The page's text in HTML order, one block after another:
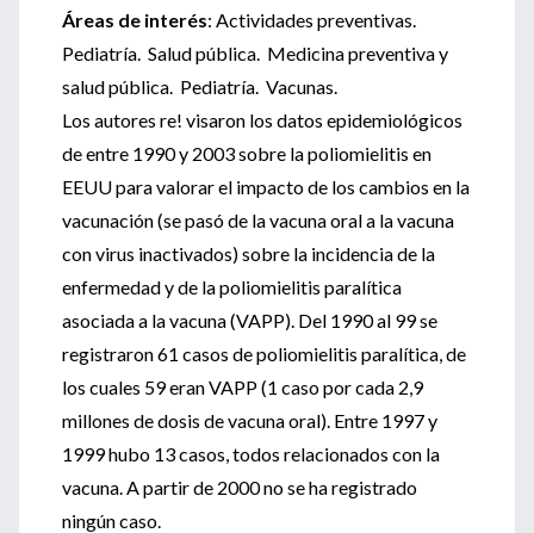
Áreas de interés: Actividades preventivas.
Pediatría. Salud pública. Medicina preventiva y
salud pública. Pediatría. Vacunas.
Los autores re! visaron los datos epidemiológicos
de entre 1990 y 2003 sobre la poliomielitis en
EEUU para valorar el impacto de los cambios en la
vacunación (se pasó de la vacuna oral a la vacuna
con virus inactivados) sobre la incidencia de la
enfermedad y de la poliomielitis paralítica
asociada a la vacuna (VAPP). Del 1990 al 99 se
registraron 61 casos de poliomielitis paralítica, de
los cuales 59 eran VAPP (1 caso por cada 2,9
millones de dosis de vacuna oral). Entre 1997 y
1999 hubo 13 casos, todos relacionados con la
vacuna. A partir de 2000 no se ha registrado
ningún caso.